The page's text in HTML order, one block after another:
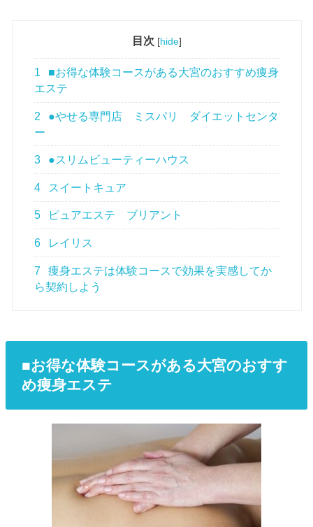
目次 [hide]
1
■お得な体験コースがある大宮のおすすめ痩身
エステ
2
●やせる専門店 ミスパリ ダイエットセンタ
ー
3 ●スリムビューティーハウス
4 スイートキュア
5 ピュアエステ ブリアント
6 レイリス
7
痩身エステは体験コースで効果を実感してか
ら契約しよう
■お得な体験コースがある大宮のおすす
め痩身エステ